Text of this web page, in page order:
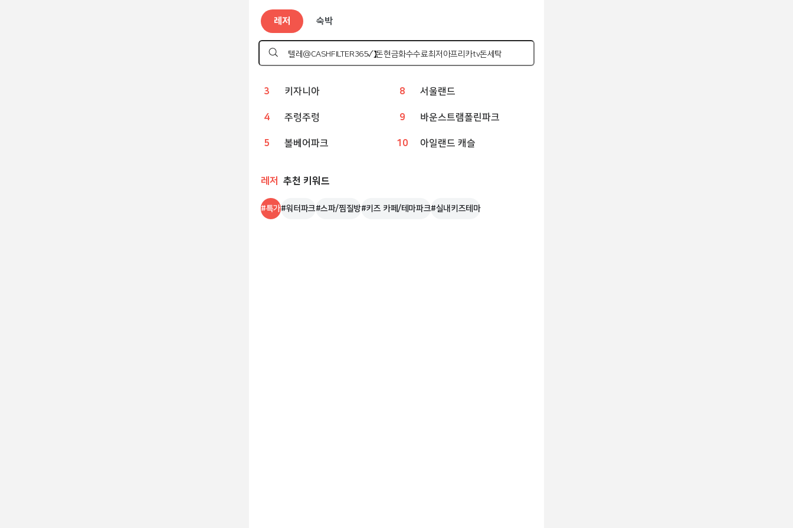
레저 숙박
하
레저 인기 검색어
1 챔피언
2 웨이브파크
3 키자니아
4 주렁주렁
5 볼베어파크
6 아쿠아리움
7 상상체험 키즈월드
8 서울랜드
9 바운스트램폴린파크
10 아일랜드 캐슬
레저 추천 키워드
#특가#워터파크#스파/찜질방#키즈 카페/테마파크#실내키즈테마